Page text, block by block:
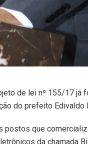
de lei nº 155/17 já
do prefeito Edivaldo
postos que
da chamada